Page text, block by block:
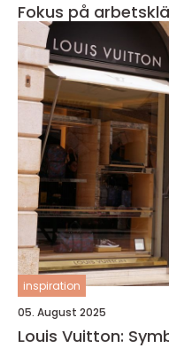
Fokus på
inspiration
05. August 2025
Louis Vuitton: